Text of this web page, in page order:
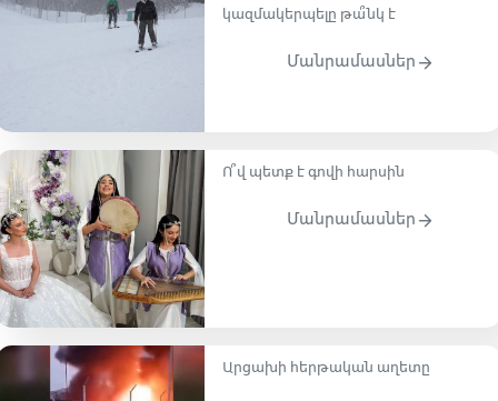
կազմակերպելը թա՞նկ է
Մանրամասներ
Ո՞վ պետք է գովի հարսին
Մանրամասներ
Արցախի հերթական աղետը